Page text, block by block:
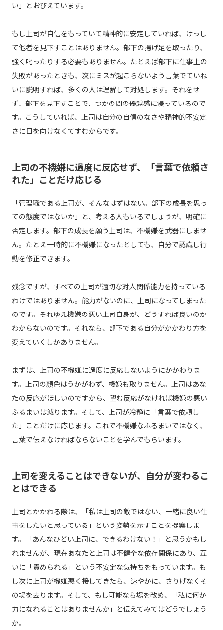
い」とおびえています。
もし上司が自信をもっていて精神的に安定していれば、けっし
て他者を見下すことはありません。部下の揚げ足を取ったり、
強く叱ったりする必要もありません。たとえば部下に仕事上の
失敗があったときも、次にミスが起こらないよう言葉でていね
いに説明すれば、多くの人は理解して対処します。それをせ
ず、部下を見下すことで、つかの間の優越感に浸っているので
す。こうしていれば、上司は自分の自信のなさや精神的不安定
さに目を向けなくてすむからです。
上司の不機嫌に過度に反応せず、「言葉で依頼さ
れた」ことだけ応じる
「管理職である上司が、そんなはずはない。部下の成長を思っ
ての態度ではないか」と、考える人もいるでしょうが、明確に
否定します。部下の成長を願う上司は、不機嫌を武器にしませ
ん。たとえ一時的に不機嫌になったとしても、自分で認識し行
動を修正できます。
残念ですが、すべての上司が適切な対人関係能力を持っている
わけではありません。能力がないのに、上司になってしまった
のです。それゆえ機嫌の悪い上司自身が、どうすれば良いのか
わからないのです。それなら、部下である自分がかかわり方を
変えていくしかありません。
まずは、上司の不機嫌に過度に反応しないようにかかわりま
す。上司の顔色はうかがわず、機嫌も取りません。上司はあな
たの反応がほしいのですから、望む反応がなければ機嫌の悪い
ふるまいは減ります。そして、上司が冷静に「言葉で依頼し
た」ことだけに応じます。これで不機嫌なふるまいではなく、
言葉で伝えなければならないことを学んでもらいます。
上司を変えることはできないが、自分が変わるこ
とはできる
上司とかかわる際は、「私は上司の敵ではない、一緒に良い仕
事をしたいと思っている」という姿勢を示すことを提案しま
す。「あんなひどい上司に、できるわけない！」と思うかもし
れませんが、現在あなたと上司は不健全な依存関係にあり、互
いに「責められる」という不安定な気持ちをもっています。も
し次に上司が機嫌悪く接してきたら、速やかに、さりげなくそ
の場を去ります。そして、もし可能なら場を改め、「私に何か
力になれることはありませんか」と伝えてみてはどうでしょう
か。